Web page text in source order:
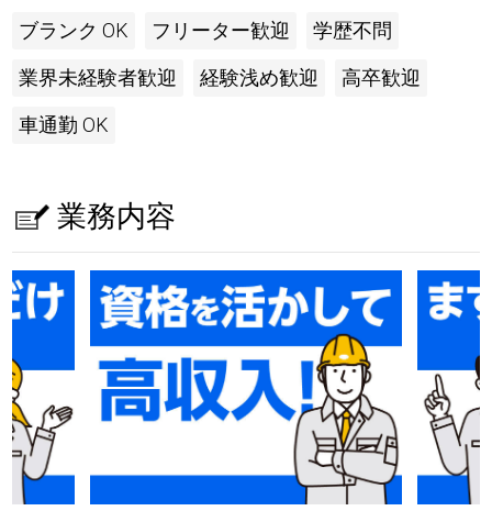
ブランク OK フリーター歓迎 学歴不問
業界未経験者歓迎 経験浅め歓迎 高卒歓迎
車通勤 OK
業務内容